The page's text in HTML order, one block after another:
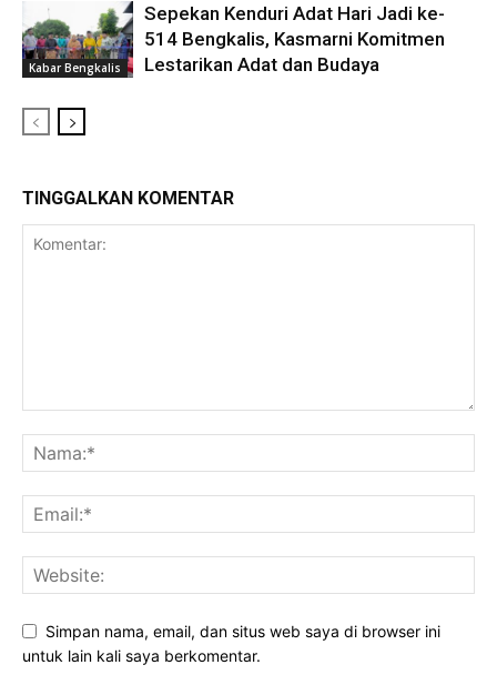
Kabar Bengkalis
Sepekan Kenduri Adat Hari Jadi ke-
514 Bengkalis, Kasmarni Komitmen
Lestarikan Adat dan Budaya
TINGGALKAN KOMENTAR
Simpan nama, email, dan situs web saya di browser ini
untuk lain kali saya berkomentar.